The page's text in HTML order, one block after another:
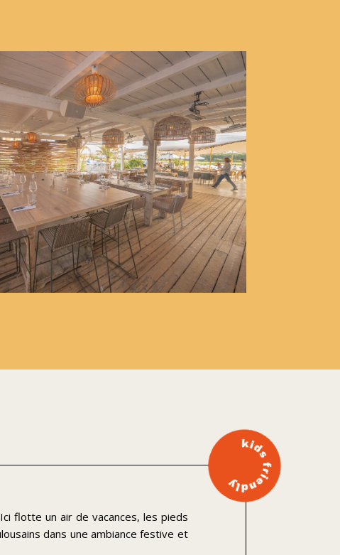
Ici flotte un air de vacances, les pieds
dans une ambiance festive et